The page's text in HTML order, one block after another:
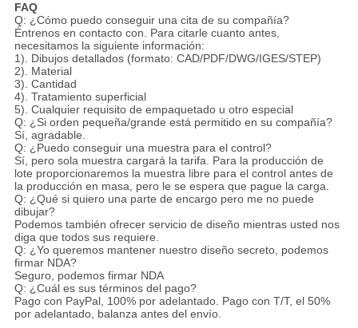
FAQ
Q: ¿Cómo puedo conseguir una cita de su compañía?
Éntrenos en contacto con. Para citarle cuanto antes,
necesitamos la siguiente información:
1). Dibujos detallados (formato: CAD/PDF/DWG/IGES/STEP)
2). Material
3). Cantidad
4). Tratamiento superficial
5). Cualquier requisito de empaquetado u otro especial
Q: ¿Si orden pequeña/grande está permitido en su compañía?
Sí, agradable.
Q: ¿Puedo conseguir una muestra para el control?
Sí, pero sola muestra cargará la tarifa. Para la producción de
lote proporcionaremos la muestra libre para el control antes de
la producción en masa, pero le se espera que pague la carga.
Q: ¿Qué si quiero una parte de encargo pero me no puede
dibujar?
Podemos también ofrecer servicio de diseño mientras usted nos
diga que todos sus requiere.
Q: ¿Yo queremos mantener nuestro diseño secreto, podemos
firmar NDA?
Seguro, podemos firmar NDA
Q: ¿Cuál es sus términos del pago?
Pago con PayPal, 100% por adelantado. Pago con T/T, el 50%
por adelantado, balanza antes del envío.